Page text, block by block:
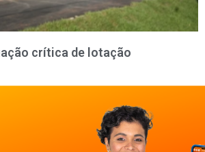
crítica de lotação